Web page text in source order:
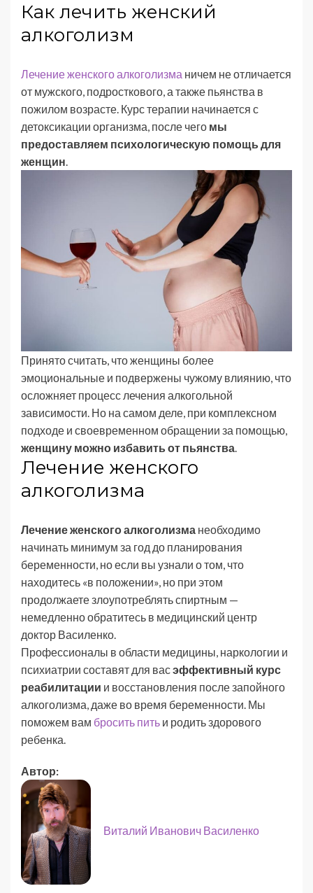
Как лечить женский
алкоголизм
Лечение женского алкоголизма ничем не отличается
от мужского, подросткового, а также пьянства в
пожилом возрасте. Курс терапии начинается с
детоксикации организма, после чего мы
предоставляем психологическую помощь для
женщин.
Принято считать, что женщины более
эмоциональные и подвержены чужому влиянию, что
осложняет процесс лечения алкогольной
зависимости. Но на самом деле, при комплексном
подходе и своевременном обращении за помощью,
женщину можно избавить от пьянства.
Лечение женского
алкоголизма
Лечение женского алкоголизма необходимо
начинать минимум за год до планирования
беременности, но если вы узнали о том, что
находитесь «в положении», но при этом
продолжаете злоупотреблять спиртным —
немедленно обратитесь в медицинский центр
доктор Василенко.
Профессионалы в области медицины, наркологии и
психиатрии составят для васэффективный курс
реабилитации и восстановления после запойного
алкоголизма, даже во время беременности. Мы
поможем вам бросить пить и родить здорового
ребенка.
Автор:
Виталий Иванович Василенко